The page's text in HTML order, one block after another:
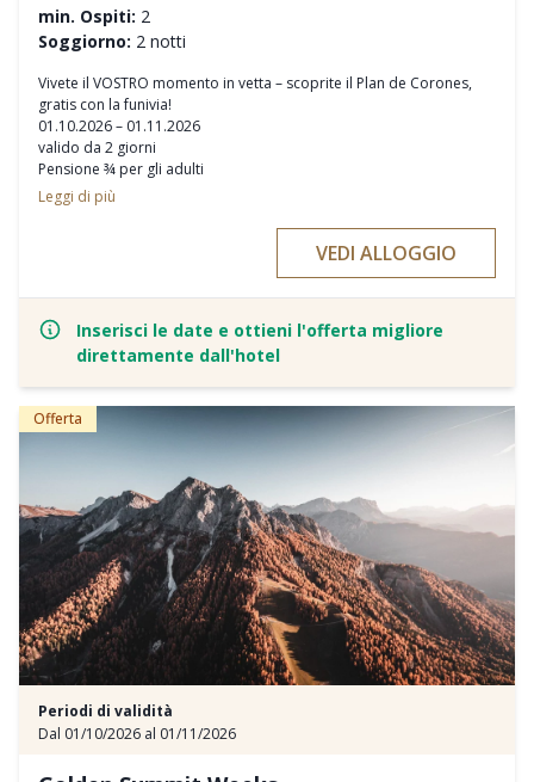
min. Ospiti: 2
Soggiorno: 2 notti
Vivete il VOSTRO momento in vetta – scoprite il Plan de Corones,
gratis con la funivia!
01.10.2026 – 01.11.2026
valido da 2 giorni
Pensione ¾ per gli adulti
Pensione completa con servizio all-inclusive per bambini nella Kids
Area
Highlight: una salita e discesa libera al Plan de Corones per
Leggi di più
VEDI ALLOGGIO
Inserisci le date e ottieni l'offerta migliore
direttamente dall'hotel
Offerta
Periodi di validità
Dal 01/10/2026 al 01/11/2026